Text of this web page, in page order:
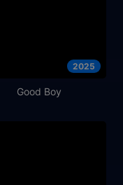
2025
Good Boy